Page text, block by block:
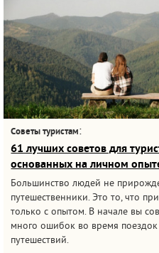
Советы туристам:
61 лучших советов для
основанных на личном
Большинство людей не
путешественники. Это то, что
только с опытом. В начале вы
много ошибок во время
путешествий.